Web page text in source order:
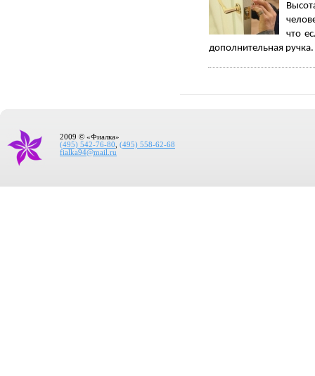
что
дополнительная ручка.
2009 © «Фиалка»
(495) 542-76-80
(495) 558-62-68
fialka94@mail.ru